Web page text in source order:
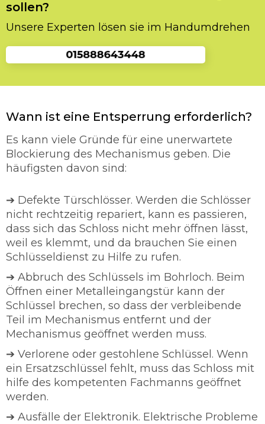
sollen?
Unsere Experten lösen sie im Handumdrehen
Wann ist eine Entsperrung erforderlich?
Es kann viele Gründe für eine unerwartete
Blockierung des Mechanismus geben. Die
häufigsten davon sind:
➔ Defekte Türschlösser. Werden die Schlösser
nicht rechtzeitig repariert, kann es passieren,
dass sich das Schloss nicht mehr öffnen lässt,
weil es klemmt, und da brauchen Sie einen
Schlüsseldienst zu Hilfe zu rufen.
➔ Abbruch des Schlüssels im Bohrloch. Beim
Öffnen einer Metalleingangstür kann der
Schlüssel brechen, so dass der verbleibende
Teil im Mechanismus entfernt und der
Mechanismus geöffnet werden muss.
➔ Verlorene oder gestohlene Schlüssel. Wenn
ein Ersatzschlüssel fehlt, muss das Schloss mit
hilfe des kompetenten Fachmanns geöffnet
werden.
➔ Ausfälle der Elektronik. Elektrische Probleme